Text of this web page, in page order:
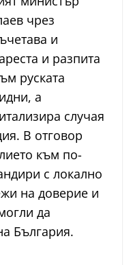
чрез
и
и разпита
руската
а
случая
В отговор
към по-
с локално
на доверие и
да
България.